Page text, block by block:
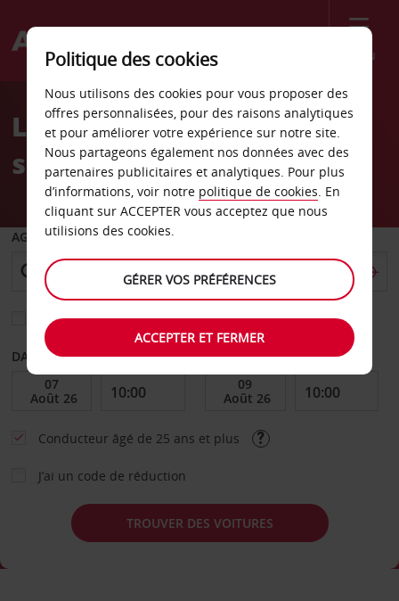
Menu
Welcome
AvisLocation de voiture Esch-
sur-Alzette
AGENCE DE DÉPART
Sélectionnez une autre agence de retour
DATE DE DÉBUT DATE DE FIN
Conducteur âgé de 25 ans et plus
J’ai un code de réduction
TROUVER DES VOITURES
Politique des cookies
Nous utilisons des cookies pour vous proposer des
offres personnalisées, pour des raisons analytiques
et pour améliorer votre expérience sur notre site.
Nous partageons également nos données avec des
partenaires publicitaires et analytiques. Pour plus
d’informations, voir notre politique de cookies. En
cliquant sur ACCEPTER vous acceptez que nous
utilisions des cookies.
GÉRER VOS PRÉFÉRENCES
ACCEPTER ET FERMER